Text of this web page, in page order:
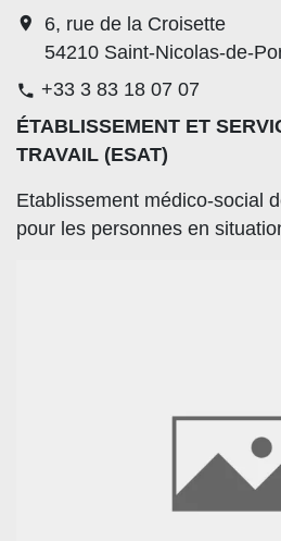
location_on
6, rue de la Croisette
54210 Saint-Nicolas-de-
phone +33 3 83 18 07 07
ÉTABLISSEMENT ET
TRAVAIL (ESAT)
Etablissement médico-social
pour les personnes en